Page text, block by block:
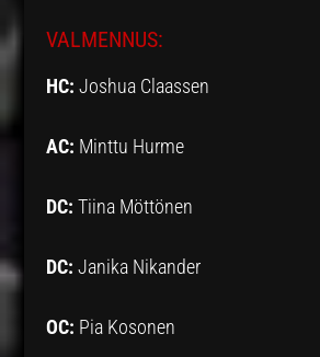
VALMENNUS:
HC: Joshua Claassen
AC: Minttu Hurme
DC: Tiina Möttönen
DC: Janika Nikander
OC: Pia Kosonen